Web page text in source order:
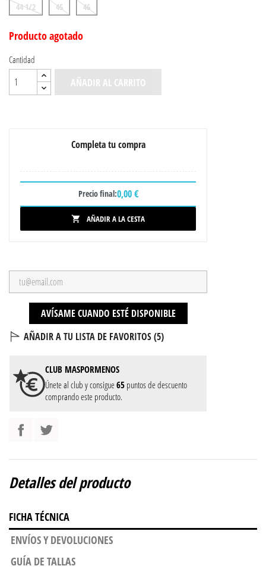
44 1/2
45 46
Producto agotado
Cantidad
AÑADIR AL CARRITO
Completa tu compra
Precio final:0,00 €
 AÑADIR A LA CESTA
AVÍSAME CUANDO ESTÉ DISPONIBLE
AÑADIR A TU LISTA DE FAVORITOS (5)
CLUB MASPORMENOS
Únete al club y consigue65 puntos de descuento
comprando este producto.
Detalles del producto
FICHA TÉCNICA
ENVÍOS Y DEVOLUCIONES
GUÍA DE TALLAS